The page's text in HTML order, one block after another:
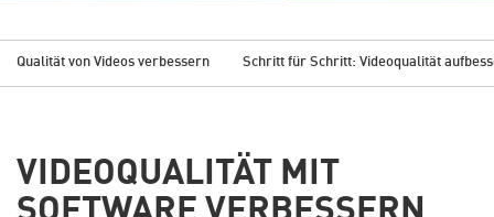
Qualität von Videos verbessern Schritt für Schritt: Videoqualität
VIDEOQUALITÄT MIT